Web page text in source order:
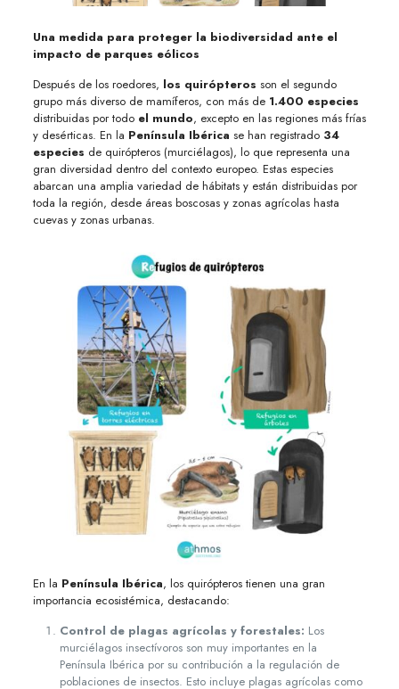
Una medida para proteger la biodiversidad ante el
impacto de parques eólicos
Después de los roedores, los quirópteros son el segundo
grupo más diverso de mamíferos, con más de 1.400 especies
distribuidas por todo el mundo, excepto en las regiones más frías
y desérticas. En la Península Ibérica se han registrado 34
especies de quirópteros (murciélagos), lo que representa una
gran diversidad dentro del contexto europeo. Estas especies
abarcan una amplia variedad de hábitats y están distribuidas por
toda la región, desde áreas boscosas y zonas agrícolas hasta
cuevas y zonas urbanas.
En la Península Ibérica, los quirópteros tienen una gran
importancia ecosistémica, destacando:
Control de plagas agrícolas y forestales: Los
murciélagos insectívoros son muy importantes en la
Península Ibérica por su contribución a la regulación de
poblaciones de insectos. Esto incluye plagas agrícolas como